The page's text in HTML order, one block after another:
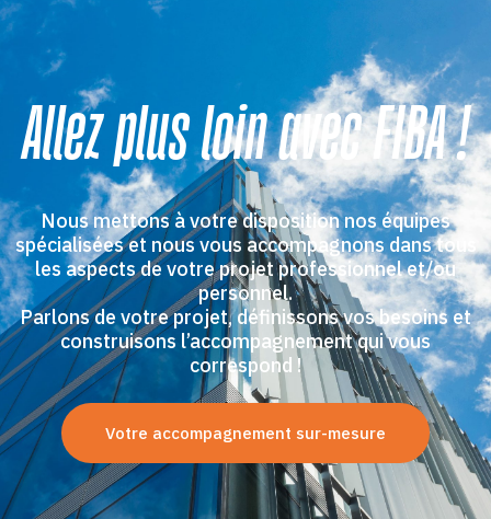
Allez plus loin avec FIBA !
Nous mettons à votre disposition nos équipes
spécialisées et nous vous accompagnons dans tous
les aspects de votre projet professionnel et/ou
personnel.
Parlons de votre projet, définissons vos besoins et
construisons l’accompagnement qui vous
correspond !
Votre accompagnement sur-mesure